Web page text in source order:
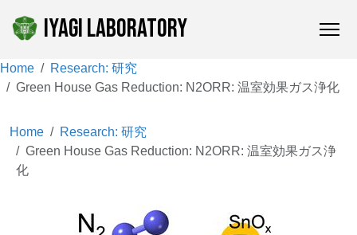
IYAGI LABORATORY
Home
Research: 研究
Green House Gas Reduction: N2ORR: 温室効果ガス浄化
Home
Research: 研究
Green House Gas Reduction: N2ORR: 温室効果ガス浄
化